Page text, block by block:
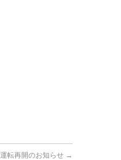
転再開のお知らせ →